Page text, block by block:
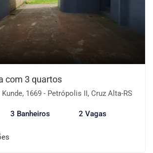
com 3 quartos
Kunde, 1669 - Petrópolis II, Cruz Alta-RS
3 Banheiros 2 Vagas